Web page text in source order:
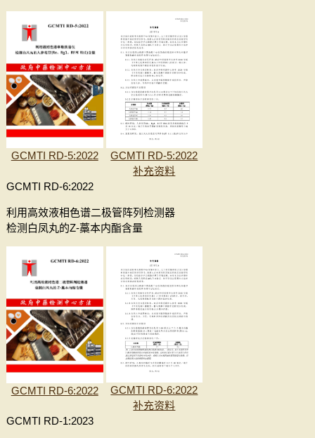
GCMTI RD-5:2022
GCMTI RD-5:2022
补充资料
GCMTI RD-6:2022
利用高效液相色谱二极管阵列检测器
检测白凤丸的Z-藁本内酯含量
GCMTI RD-6:2022
GCMTI RD-6:2022
补充资料
GCMTI RD-1:2023